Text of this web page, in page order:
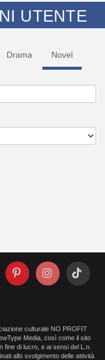
UTENTE
Drama Novel
culturale NO PROFIT
Media, così come il sito
fine di lucro, e ai sensi del L.n.
allo svolgimento delle attività